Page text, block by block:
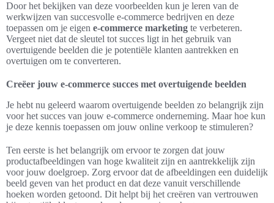
Door het bekijken van deze voorbeelden kun je leren van de
werkwijzen van succesvolle e-commerce bedrijven en deze
toepassen om je eigen e-commerce marketing te verbeteren.
Vergeet niet dat de sleutel tot succes ligt in het gebruik van
overtuigende beelden die je potentiële klanten aantrekken en
overtuigen om te converteren.
Creëer jouw e-commerce succes met overtuigende beelden
Je hebt nu geleerd waarom overtuigende beelden zo belangrijk zijn
voor het succes van jouw e-commerce onderneming. Maar hoe kun
je deze kennis toepassen om jouw online verkoop te stimuleren?
Ten eerste is het belangrijk om ervoor te zorgen dat jouw
productafbeeldingen van hoge kwaliteit zijn en aantrekkelijk zijn
voor jouw doelgroep. Zorg ervoor dat de afbeeldingen een duidelijk
beeld geven van het product en dat deze vanuit verschillende
hoeken worden getoond. Dit helpt bij het creëren van vertrouwen